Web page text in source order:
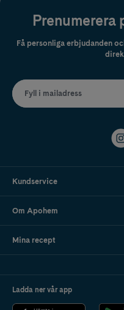
Prenumerera
Få personliga erbjudanden
Fyll i mailadress
Kundservice
Om Apohem
Mina recept
Ladda ner vår app